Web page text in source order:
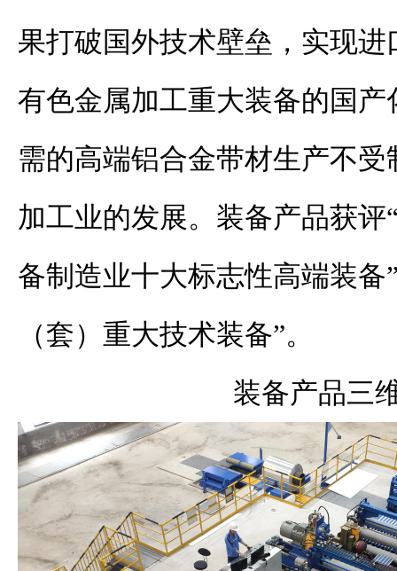
果打破国外技术壁垒，实现
有色金属加工重大装备的国
需的高端铝合金带材生产不
加工业的发展。装备产品获评
备制造业十大标志性高端装备
（套）重大技术装备”。
装备产品三